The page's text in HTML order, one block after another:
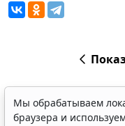
Мы обрабатываем
браузера и